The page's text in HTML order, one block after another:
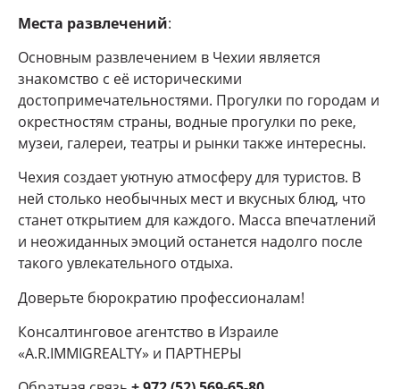
Места развлечений:
Основным развлечением в Чехии является
знакомство с её историческими
достопримечательностями. Прогулки по городам и
окрестностям страны, водные прогулки по реке,
музеи, галереи, театры и рынки также интересны.
Чехия создает уютную атмосферу для туристов. В
ней столько необычных мест и вкусных блюд, что
станет открытием для каждого. Масса впечатлений
и неожиданных эмоций останется надолго после
такого увлекательного отдыха.
Доверьте бюрократию профессионалам!
Консалтинговое агентство в Израиле
«A.R.IMMIGREALTY» и ПАРТНЕРЫ